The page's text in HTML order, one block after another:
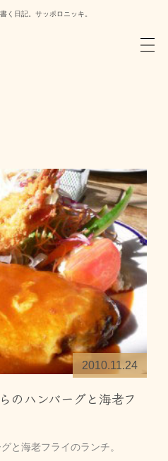
く日記。サッポロニッキ。
2010.11.24
ハンバーグと海老フ
と海老フライのランチ。